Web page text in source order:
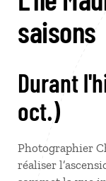
saisons
Durant l'hiver austral (mai-
oct.)
Photographier
réaliser